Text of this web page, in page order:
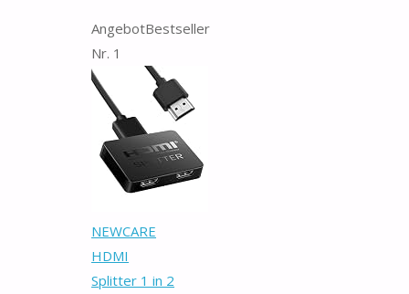
AngebotBestseller
Nr. 1
NEWCARE
HDMI
Splitter 1 in 2